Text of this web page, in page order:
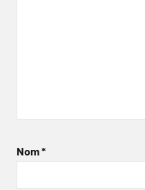
Nom*